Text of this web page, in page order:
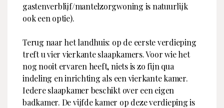
gastenverblijf/mantelzorgwoning is natuurlijk
ook een optie).
Terug naar het landhuis: op de eerste verdieping
treft u vier vierkante slaapkamers. Voor wie het
nog nooit ervaren heeft, niets is zo fijn qua
indeling en inrichting als een vierkante kamer.
Iedere slaapkamer beschikt over een eigen
badkamer. De vijfde kamer op deze verdieping is